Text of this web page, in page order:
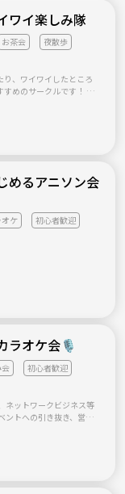
ょう
ワイ楽しみ隊
お茶会 夜散歩
り、ワイワイしたところ
すめのサークルです！ 年
ところやりたいと考え
敷や公園など) ボードゲ
めるアニソン会
ケ 初心者歓迎
ラオケ会🎙️
初心者歓迎
ネットワークビジネス等
ントへの引き抜き、営
ナンパ、しつこい連絡
スメント、暴言、他人が